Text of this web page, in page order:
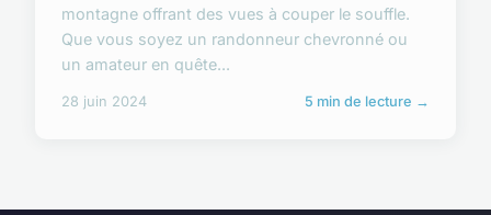
montagne offrant des vues à couper le souffle.
Que vous soyez un randonneur chevronné ou
un amateur en quête...
28 juin 2024 5 min de lecture →